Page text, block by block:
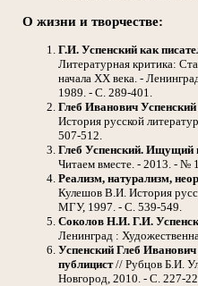
О жизни и творчестве:
Г.И. Успенский как
Литературная критика:
начала XX века. -
1989. - С. 289-401.
Глеб Иванович
История русской
507-512.
Глеб Успенский. Ищущий
Читаем вместе. - 2013. - №
Реализм, натурализм,
Кулешов В.И. История
МГУ, 1997. - С. 539-549.
Соколов Н.И. Г.И.
Ленинград :
Успенский Глеб
публицист// Рубцов Б.И.
Новгород, 2010. - С. 227-